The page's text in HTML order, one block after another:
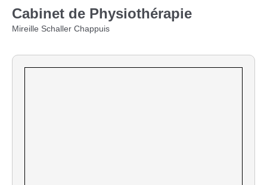
Cabinet de Physiothérapie
Mireille Schaller Chappuis